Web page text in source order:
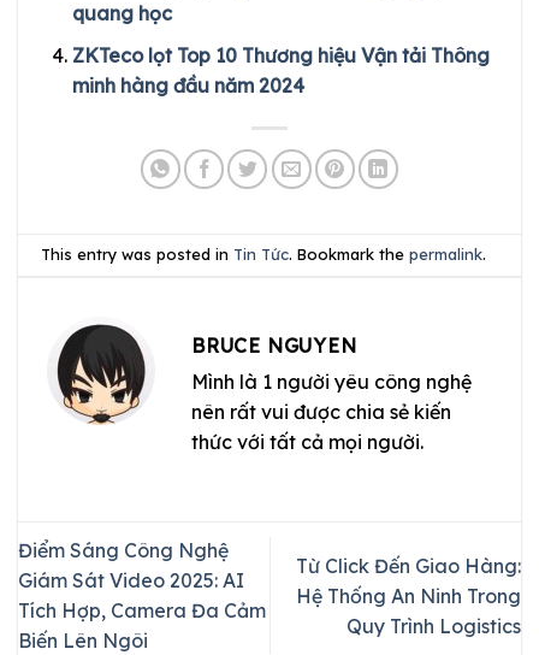
quang học
ZKTeco lọt Top 10 Thương hiệu Vận tải Thông
minh hàng đầu năm 2024
This entry was posted in Tin Tức. Bookmark thepermalink.
BRUCE NGUYEN
Mình là 1 người yêu công nghệ
nên rất vui được chia sẻ kiến
thức với tất cả mọi người.
Điểm Sáng Công Nghệ
Giám Sát Video 2025: AI
Tích Hợp, Camera Đa Cảm
Biến Lên Ngôi
Từ Click Đến Giao Hàng:
Hệ Thống An Ninh Trong
Quy Trình Logistics